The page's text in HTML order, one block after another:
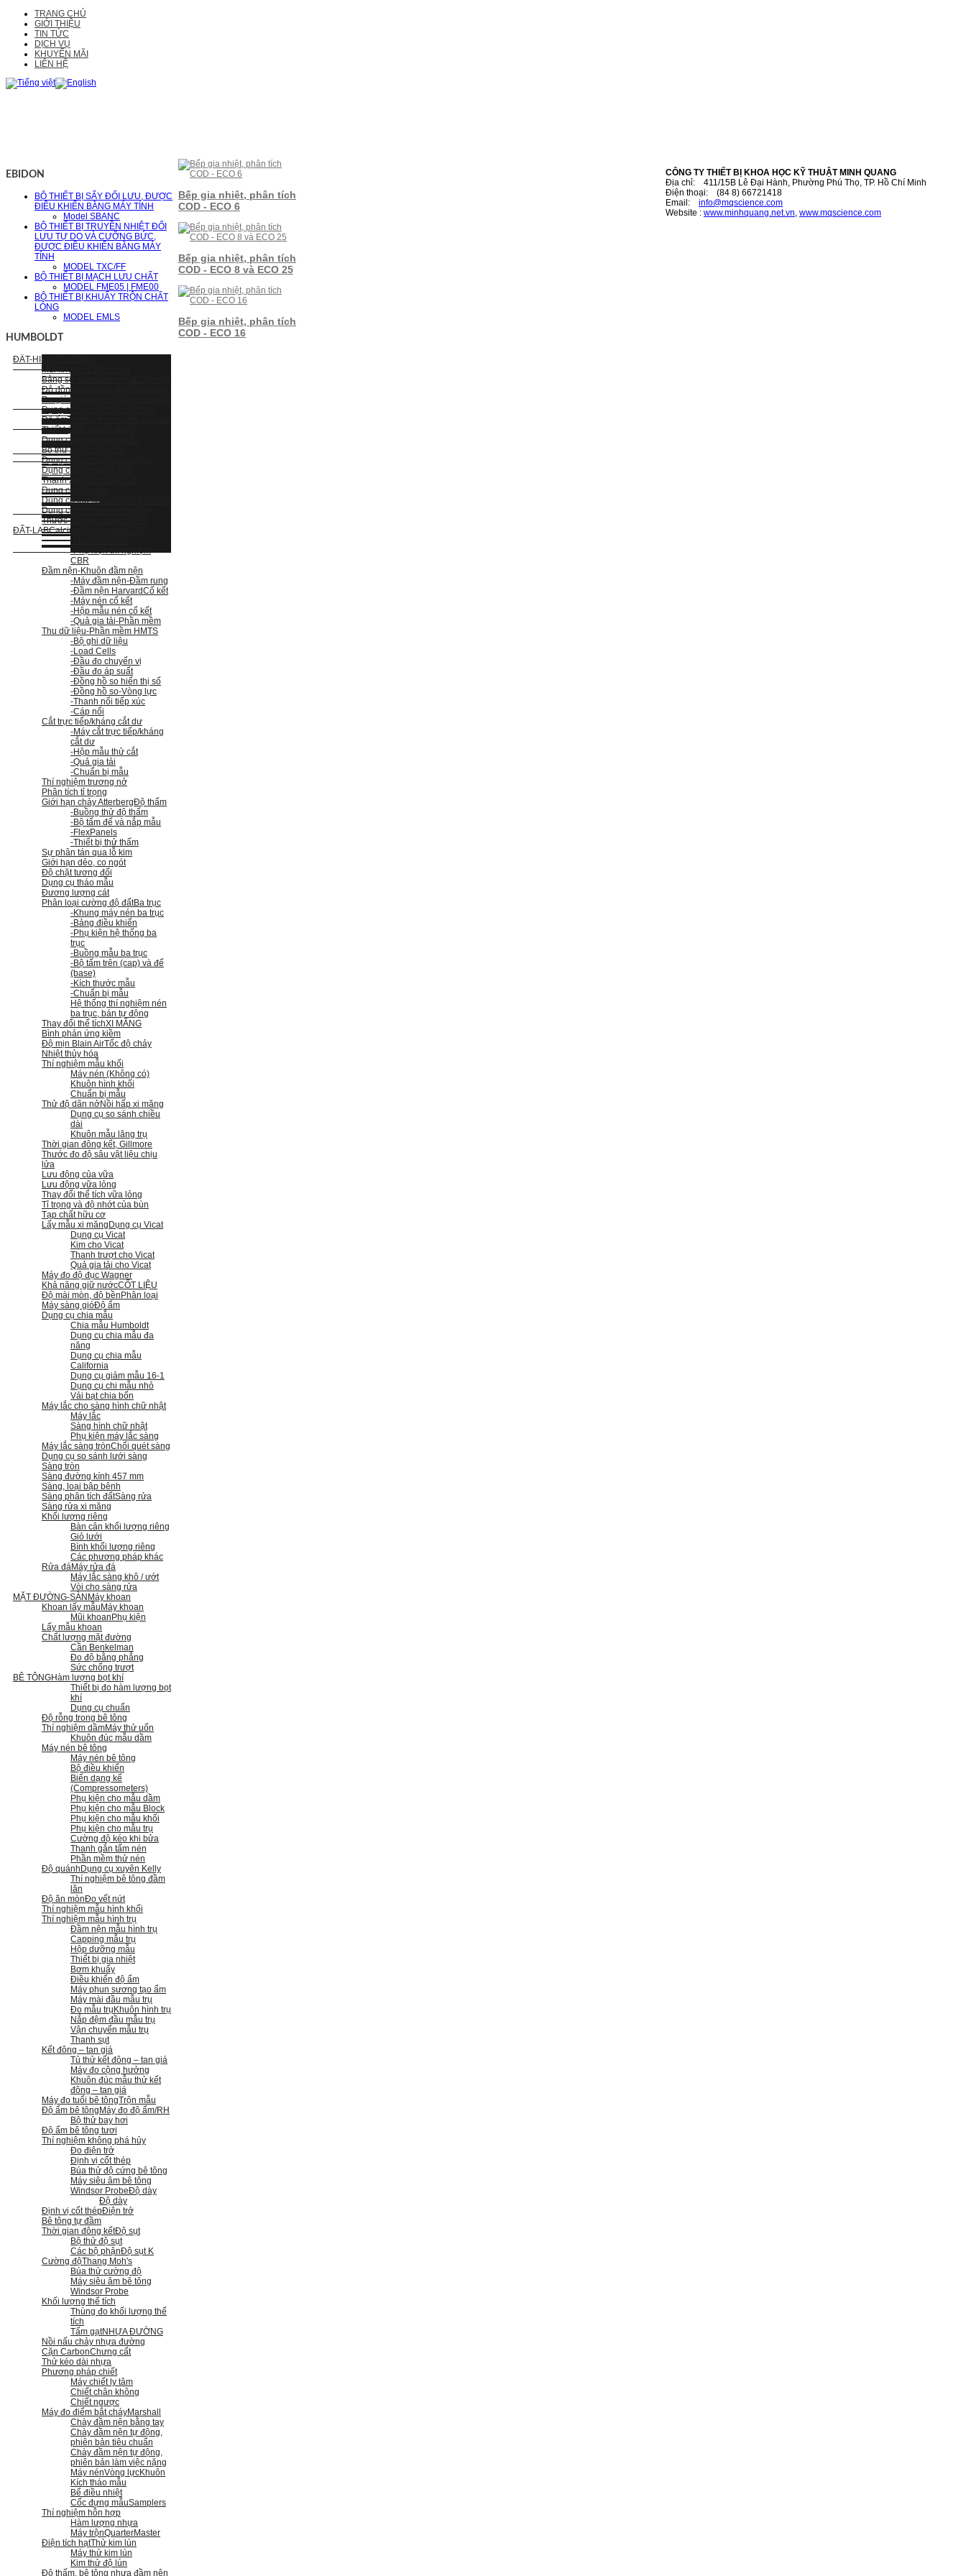
TRANG CHỦ
GIỚI THIỆU
TIN TỨC
DỊCH VỤ
KHUYẾN MÃI
LIÊN HỆ
EBIDON
BỘ THIẾT BỊ SẤY ĐỐI LƯU, ĐƯỢC
ĐIỀU KHIỂN BẰNG MÁY TÍNH
Model SBANC
BỘ THIẾT BỊ TRUYỀN NHIỆT ĐỐI
LƯU TỰ DO VÀ CƯỠNG BỨC,
ĐƯỢC ĐIỀU KHIỂN BẰNG MÁY
TÍNH
MODEL TXC/FF
BỘ THIẾT BỊ MẠCH LƯU CHẤT
MODEL FME05 | FME00
BỘ THIẾT BỊ KHUẤY TRỘN CHẤT
LỎNG
MODEL EMLS
HUMBOLDT
ĐẤT-HIỆN TRƯỜNG
Mũi khoan & Bộ khoan
Bảng so màu
Độ đồng đều đầm chặt, độ cứng
Đo giá trị điện môi
Dụng cụ thử độ thấm Guelph
Độ ẩmThiết bị thử xuyên, búa đôi
Thiết bị thử xuyên động
Dụng cụ thử xuyên bỏ túi
Bộ thử xuyên Proctor
Dụng cụ thử xuyên, vòng lực
Dụng cụ thử xuyên tĩnh
Thanh xuyên dò
Dụng cụ lấy mẫu
Dụng cụ thử cắt cánh
Dụng cụ thử thấm vòng đôi
Thước đo mực nước ngầm
ĐẤT-LABCalcium Carbonate
-Phụ kiện thí nghiệm
CBR
Đầm nện-Khuôn đầm nện
-Máy đầm nện-Đầm rung
-Đầm nện HarvardCố kết
-Máy nén cố kết
-Hộp mẫu nén cố kết
-Quả gia tải-Phần mềm
Thu dữ liệu-Phần mềm HMTS
-Bộ ghi dữ liệu
-Load Cells
-Đầu đo chuyển vị
-Đầu đo áp suất
-Đồng hồ so hiển thị số
-Đồng hồ so-Vòng lực
-Thanh nối tiếp xúc
-Cáp nối
Cắt trực tiếp/kháng cắt dư
-Máy cắt trực tiếp/kháng
cắt dư
-Hộp mẫu thử cắt
-Quả gia tải
-Chuẩn bị mẫu
Thí nghiệm trương nở
Phân tích tỉ trọng
Giới hạn chảy AtterbergĐộ thấm
-Buồng thử độ thấm
-Bộ tấm đế và nắp mẫu
-FlexPanels
-Thiết bị thử thấm
Sự phân tán qua lỗ kim
Giới hạn dẻo, co ngót
Độ chặt tương đối
Dụng cụ tháo mẫu
Đương lượng cát
Phân loại cường độ đấtBa trục
-Khung máy nén ba trục
-Bảng điều khiển
-Phụ kiện hệ thống ba
trục
-Buồng mẫu ba trục
-Bộ tấm trên (cap) và đế
(base)
-Kích thước mẫu
-Chuẩn bị mẫu
Hệ thống thí nghiệm nén
ba trục, bán tự động
Thay đổi thể tíchXI MĂNG
Bình phản ứng kiềm
Độ mịn Blain AirTốc độ chảy
Nhiệt thủy hóa
Thí nghiệm mẫu khối
Máy nén (Không có)
Khuôn hình khối
Chuẩn bị mẫu
Thử độ dãn nởNồi hấp xi măng
Dụng cụ so sánh chiều
dài
Khuôn mẫu lăng trụ
Thời gian đông kết, Gillmore
Thước đo độ sâu vật liệu chịu
lửa
Lưu động của vữa
Lưu động vữa lỏng
Thay đổi thể tích vữa lỏng
Tỉ trọng và độ nhớt của bùn
Tạp chất hữu cơ
Lấy mẫu xi măng Dụng cụ Vicat
Dụng cụ Vicat
Kim cho Vicat
Thanh trượt cho Vicat
Quả gia tải cho Vicat
Máy đo độ đục Wagner
Khả năng giữ nướcCỐT LIỆU
Độ mài mòn, độ bền Phân loại
Máy sàng gióĐộ ẩm
Dụng cụ chia mẫu
Chia mẫu Humboldt
Dụng cụ chia mẫu đa
năng
Dụng cụ chia mẫu
California
Dụng cụ giảm mẫu 16-1
Dụng cụ chi mẫu nhỏ
Vải bạt chia bốn
Máy lắc cho sàng hình chữ nhật
Máy lắc
Sàng hình chữ nhật
Phụ kiện máy lắc sàng
Máy lắc sàng trònChổi quét sàng
Dụng cụ so sánh lưới sàng
Sàng tròn
Sàng đường kính 457 mm
Sàng, loại bập bênh
Sàng phân tích đấtSàng rửa
Sàng rửa xi măng
Khối lượng riêng
Bàn cân khối lượng riêng
Giỏ lưới
Bình khối lượng riêng
Các phương pháp khác
Rửa đáMáy rửa đá
Máy lắc sàng khô / ướt
Vòi cho sàng rửa
MẶT ĐƯỜNG-SÀN Máy khoan
Khoan lấy mẫu Máy khoan
Mũi khoan Phụ kiện
Lấy mẫu khoan
Chất lượng mặt đường
Cần Benkelman
Đo độ bằng phẳng
Sức chống trượt
BÊ TÔNGHàm lượng bọt khí
Thiết bị đo hàm lượng bọt
khí
Dụng cụ chuẩn
Độ rỗng trong bê tông
Thí nghiệm dầmMáy thử uốn
Khuôn đúc mẫu dầm
Máy nén bê tông
Máy nén bê tông
Bộ điều khiển
Biến dạng kế
(Compressometers)
Phụ kiện cho mẫu dầm
Phụ kiện cho mẫu Block
Phụ kiện cho mẫu khối
Phụ kiện cho mẫu trụ
Cường độ kéo khi bửa
Thanh gắn tấm nén
Phần mềm thử nén
Độ quánh Dụng cụ xuyên Kelly
Thí nghiệm bê tông đầm
lăn
Độ ăn mònĐo vết nứt
Thí nghiệm mẫu hình khối
Thí nghiệm mẫu hình trụ
Đầm nện mẫu hình trụ
Capping mẫu trụ
Hộp dưỡng mẫu
Thiết bị gia nhiệt
Bơm khuấy
Điều khiển độ ẩm
Máy phun sương tạo ẩm
Máy mài đầu mẫu trụ
Đo mẫu trụ Khuôn hình trụ
Nắp đệm đầu mẫu trụ
Vận chuyển mẫu trụ
Thanh sụt
Kết đông – tan giá
Tủ thử kết đông – tan giá
Máy đo cộng hưởng
Khuôn đúc mẫu thử kết
đông – tan giá
Máy đo tuổi bê tôngTrộn mẫu
Độ ẩm bê tông Máy đo độ ẩm/RH
Bộ thử bay hơi
Độ ẩm bê tông tươi
Thí nghiệm không phá hủy
Đo điện trở
Định vị cốt thép
Búa thử độ cứng bê tông
Máy siêu âm bê tông
Windsor ProbeĐộ dày
Độ dày
Định vị cốt thépĐiện trở
Bê tông tự đầm
Thời gian đông kếtĐộ sụt
Bộ thử độ sụt
Các bộ phậnĐộ sụt K
Cường độThang Moh's
Búa thử cường độ
Máy siêu âm bê tông
Windsor Probe
Khối lượng thể tích
Thùng đo khối lượng thể
tích
Tấm gạtNHỰA ĐƯỜNG
Nồi nấu chảy nhựa đường
Cặn CarbonChưng cất
Thử kéo dài nhựa
Phương pháp chiết
Máy chiết ly tâm
Chiết chân không
Chiết ngược
Máy đo điểm bắt cháyMarshall
Chày đầm nện bằng tay
Chày đầm nện tự động,
phiên bản tiêu chuẩn
Chày đầm nện tự động,
phiên bản làm việc nặng
Máy nénVòng lựcKhuôn
Kích tháo mẫu
Bể điều nhiệt
Cốc đựng mẫuSamplers
Thí nghiệm hỗn hợp
Hàm lượng nhựa
Máy trộnQuarterMaster
Điện tích hạtThử kim lún
Máy thử kim lún
Kim thử độ lún
Độ thấm, bê tông nhựa đầm nện
Bếp gia nhiệt, phân tích
COD - ECO 6
Bếp gia nhiệt, phân tích
COD - ECO 8 và ECO 25
Bếp gia nhiệt, phân tích
COD - ECO 16
CÔNG TY THIẾT BỊ KHOA HỌC KỸ THUẬT MINH QUANG
Địa chỉ: 411/15B Lê Đại Hành, Phường Phú Thọ, TP. Hồ Chí Minh
Điện thoại: (84 8) 66721418
Email: info@mqscience.com
Website : www.minhquang.net.vn, www.mqscience.com